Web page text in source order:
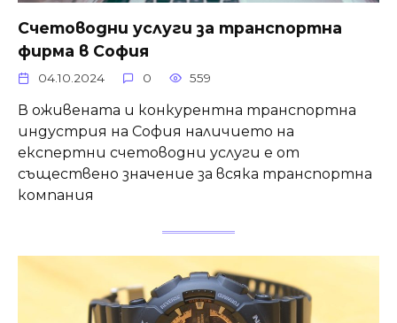
Счетоводни услуги за транспортна
фирма в София
04.10.2024 0 559
В оживената и конкурентна транспортна
индустрия на София наличието на
експертни счетоводни услуги е от
съществено значение за всяка транспортна
компания